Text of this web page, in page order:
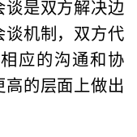
是双方解决边
机制，双方代
应的沟通和协
的层面上做出